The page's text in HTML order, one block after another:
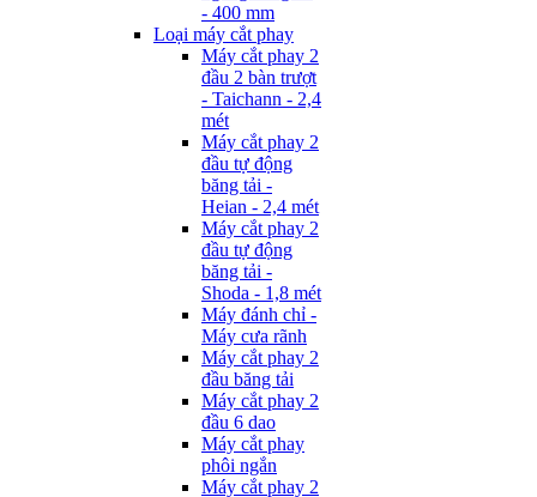
- 400 mm
Loại máy cắt phay
Máy cắt phay 2
đầu 2 bàn trượt
- Taichann - 2,4
mét
Máy cắt phay 2
đầu tự động
băng tải -
Heian - 2,4 mét
Máy cắt phay 2
đầu tự động
băng tải -
Shoda - 1,8 mét
Máy đánh chỉ -
Máy cưa rãnh
Máy cắt phay 2
đầu băng tải
Máy cắt phay 2
đầu 6 dao
Máy cắt phay
phôi ngắn
Máy cắt phay 2